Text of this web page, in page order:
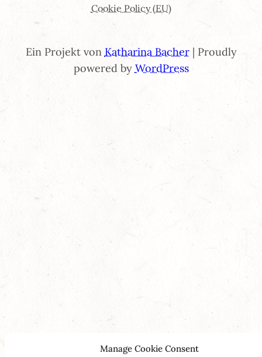
Manage Cookie Consent
Cookie Policy (EU)
Ein Projekt von Katharina Bacher| Proudly
powered by WordPress